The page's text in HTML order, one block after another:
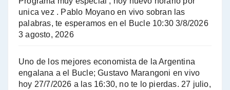
A mayor poder al empresariado le cuesta encontrar resistencia - Jose Urtubey con Jorge Gres
Hugo Yasky : Día de la Militancia - Hugo Yasky con Jorge Gres
unica vez . Pablo Moyano en vivo sobran las
palabras, te esperamos en el Bucle 10:30 3/8/2026
3 agosto, 2026
Uno de los mejores economista de la Argentina
engalana a el Bucle; Gustavo Marangoni en vivo
hoy 27/7/2026 a las 16:30, no te lo pierdas. 27 julio,